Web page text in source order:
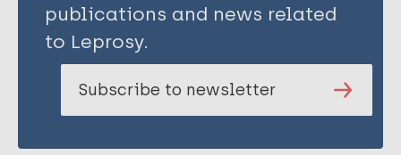
publications and news related
to Leprosy.
Subscribe to newsletter